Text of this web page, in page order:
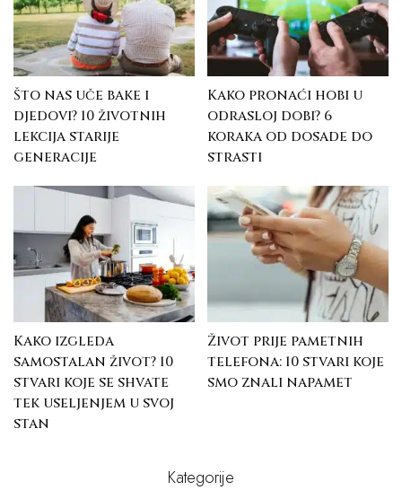
Što nas uče bake i
djedovi? 10 životnih
lekcija starije
generacije
Kako pronaći hobi u
odrasloj dobi? 6
koraka od dosade do
strasti
Kako izgleda
samostalan život? 10
stvari koje se shvate
tek useljenjem u svoj
stan
Život prije pametnih
telefona: 10 stvari koje
smo znali napamet
Kategorije